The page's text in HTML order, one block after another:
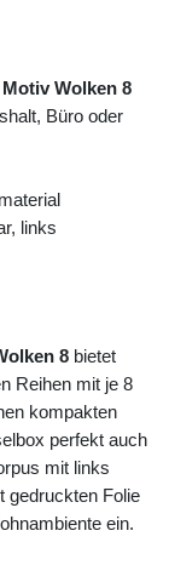
Motiv Wolken 8
Büro oder
links
8 bietet
Reihen mit je 8
kompakten
perfekt auch
mit links
gedruckten Folie
ein.